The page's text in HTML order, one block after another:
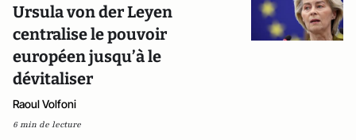
Ursula von der Leyen
centralise le pouvoir
européen jusqu’à le
dévitaliser
Raoul Volfoni
6 min de lecture